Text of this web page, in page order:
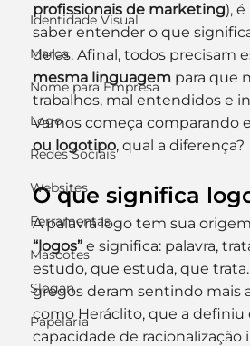
Identidade Visual
Marca
Nome para Empresa
Logo
Redes Sociais
Websites
Ferramentas
Mascotes
Slogan
Papelaria
profissionais de marketing),
saber entender o que
delas. Afinal, todos precisam
mesma linguagem para que
trabalhos, mal entendidos e
Vamos começa comparando
ou logotipo, qual a diferença?
O que significa
A palavra logo tem sua
“logos” e significa: palavra,
estudo, que estuda, que
gregos deram sentindo mais
como Heráclito, que a definiu
capacidade de racionalização